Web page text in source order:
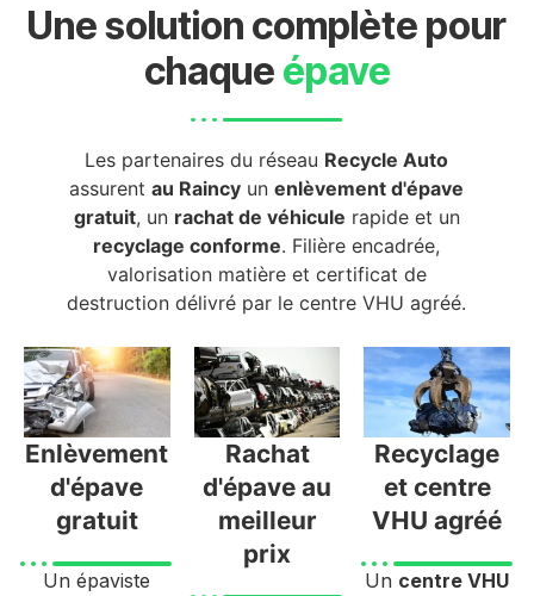
Une solution complète pour
chaque épave
Les partenaires du réseau Recycle Auto
assurentau Raincy unenlèvement d'épave
gratuit, un rachat de véhicule rapide et un
recyclage conforme. Filière encadrée,
valorisation matière et certificat de
destruction délivré par le centre VHU agréé.
Enlèvement
d'épave
gratuit
Un épaviste
Rachat
d'épave au
meilleur
prix
Recyclage
et centre
VHU agréé
Un centre VHU